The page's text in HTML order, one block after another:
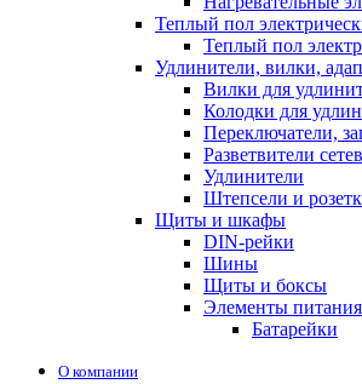
Теплый пол
Теплый пол
Удлинители, вилки,
Вилки для
Колодки для
Переключатели,
Разветвители
Удлинители
Штепсели и
Щиты и шкафы
DIN-рейки
Шины
Щиты и боксы
Элементы питания
Батарейки
О компании